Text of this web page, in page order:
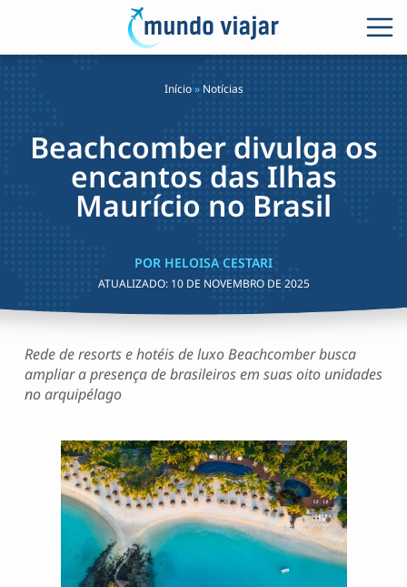
Início» Notícias
Beachcomber divulga os
encantos das Ilhas
Maurício no Brasil
POR HELOISA CESTARI
ATUALIZADO: 10 DE NOVEMBRO DE 2025
Rede de resorts e hotéis de luxo Beachcomber busca
ampliar a presença de brasileiros em suas oito unidades
no arquipélago